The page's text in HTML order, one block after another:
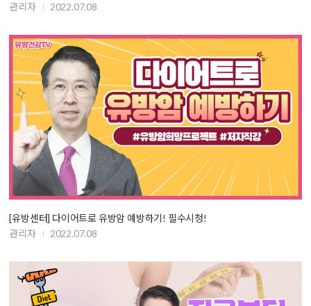
관리자
2022.07.08
[유방센터] 다이어트로 유방암 예방하기! 필수시청!
관리자
2022.07.08